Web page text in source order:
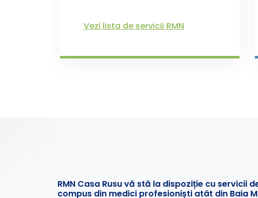
Vezi lista de servicii RMN
RMN Casa Rusu vă stă la dispoziție cu servicii
compus din medici profesioniști atât din Baia